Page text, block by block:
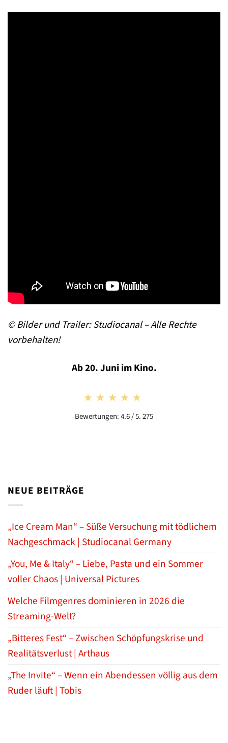
© Bilder und Trailer: Studiocanal – Alle Rechte
vorbehalten!
Ab 20. Juni im Kino.
★★★★★
★★★★★
Bewertungen: 4.6 / 5. 275
NEUE BEITRÄGE
„Ice Cream Man“ – Süße Versuchung mit tödlichem
Nachgeschmack | Studiocanal Germany
„You, Me & Italy“ – Liebe, Pasta und ein Sommer
voller Chaos | Universal Pictures
Welche Filmgenres dominieren in 2026 die
Streaming-Welt?
„Bitteres Fest“ – Zwischen Schöpfungskrise und
Realitätsverlust | Arthaus
„The Invite“ – Wenn ein Abendessen völlig aus dem
Ruder läuft | Tobis